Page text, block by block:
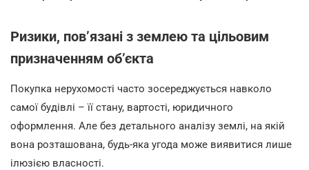
Ризики, пов’язані з землею та цільовим
призначенням об’єкта
Покупка нерухомості часто зосереджується навколо
самої будівлі – її стану, вартості, юридичного
оформлення. Але без детального аналізу землі, на якій
вона розташована, будь-яка угода може виявитися лише
ілюзією власності.